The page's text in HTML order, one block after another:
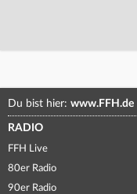
Du bist hier: www.FFH.de
RADIO
FFH Live
80er Radio
90er Radio